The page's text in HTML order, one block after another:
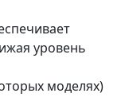
уровень
моделях)